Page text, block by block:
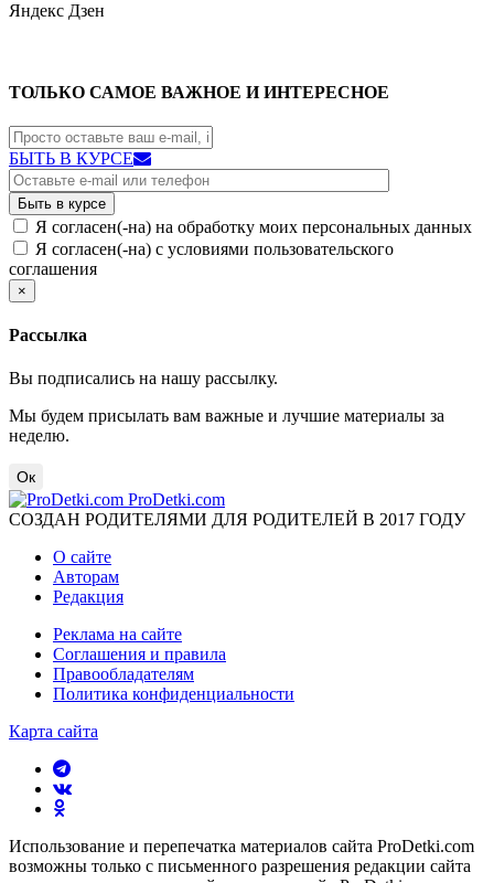
Яндекс Дзен
ТОЛЬКО САМОЕ ВАЖНОЕ И ИНТЕРЕСНОЕ
БЫТЬ В КУРСЕ
Я согласен(-на) на обработку моих персональных данных
Я согласен(-на) с условиями пользовательского
соглашения
×
Рассылка
Вы подписались на нашу рассылку.
Мы будем присылать вам важные и лучшие материалы за
неделю.
Ок
ProDetki.com
СОЗДАН РОДИТЕЛЯМИ ДЛЯ РОДИТЕЛЕЙ В 2017 ГОДУ
О сайте
Авторам
Редакция
Реклама на сайте
Соглашения и правила
Правообладателям
Политика конфиденциальности
Карта сайта
Использование и перепечатка материалов сайта ProDetki.com
возможны только с письменного разрешения редакции сайта